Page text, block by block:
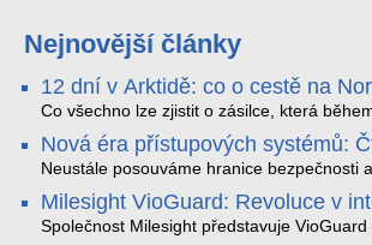
Nejnovější články
12 dní v Arktidě: co o cestě na
data ze SMARTBOX 2 MAX
Co všechno lze zjistit o zásilce, která
projede Arktidou? SMARTBOX 2 MAX jsme
Tromsø přes Lofoty, Kirunu a finské
Nordkapp. Bez jediného dobití, v mrazu až
otřesy i náklon. Výsledkem není jen čára
podrobný datový příběh celé cesty.
Nová éra přístupových systémů:
Signo
Neustále posouváme hranice bezpečnosti
v oblasti kontroly přístupu – moderní a
čtečky HID Signo.
Milesight VioGuard: Revoluce v
detekci dopravních přestupků
Společnost Milesight představuje VioGuard